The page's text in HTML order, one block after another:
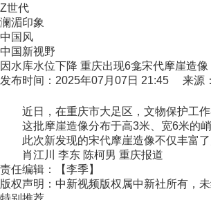
Z世代
澜湄印象
中国风
中国新视野
因水库水位下降 重庆出现6龛宋代摩崖造像
发布时间：2025年07月07日 21:45 来源
近日，在重庆市大足区，文物保护工作
这批摩崖造像分布于高3米、宽6米的峭
此次新发现的宋代摩崖造像不仅丰富了
肖江川 李东 陈柯男 重庆报道
责任编辑：【李季】
版权声明：中新视频版权属中新社所有，